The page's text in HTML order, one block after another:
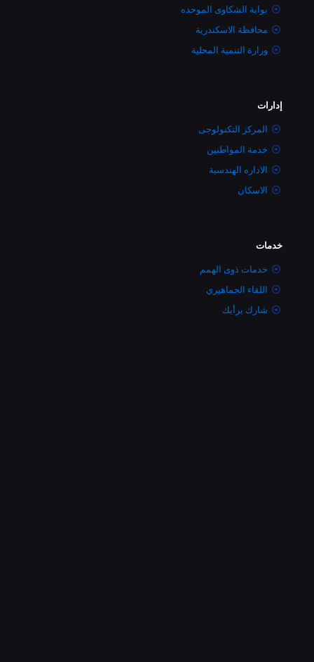
بوابة الشكاوى الموحده
محافظة الاسكندرية
وزارة التنمية المحلية
إدارات
المركز التكنولوجى
خدمة المواطنين
الاداره الهندسية
الاسكان
خدمات
خدمات ذوى الهمم
اللقاء الجماهيري
شارك برأيك